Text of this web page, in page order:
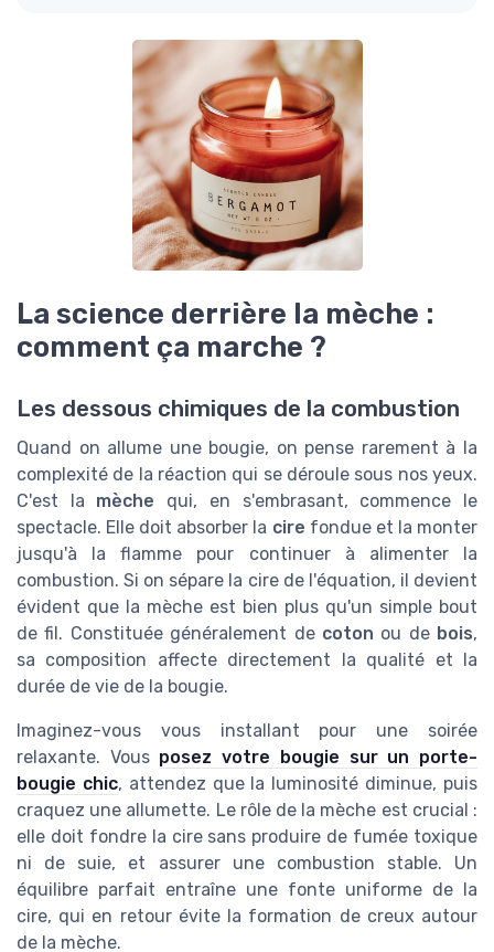
La science derrière la mèche :
comment ça marche ?
Les dessous chimiques de la combustion
Quand on allume une bougie, on pense rarement à la
complexité de la réaction qui se déroule sous nos yeux.
C'est la mèche qui, en s'embrasant, commence le
spectacle. Elle doit absorber la cire fondue et la monter
jusqu'à la flamme pour continuer à alimenter la
combustion. Si on sépare la cire de l'équation, il devient
évident que la mèche est bien plus qu'un simple bout
de fil. Constituée généralement de coton ou de bois,
sa composition affecte directement la qualité et la
durée de vie de la bougie.
Imaginez-vous vous installant pour une soirée
relaxante. Vous posez votre bougie sur un porte-
bougie chic, attendez que la luminosité diminue, puis
craquez une allumette. Le rôle de la mèche est crucial :
elle doit fondre la cire sans produire de fumée toxique
ni de suie, et assurer une combustion stable. Un
équilibre parfait entraîne une fonte uniforme de la
cire, qui en retour évite la formation de creux autour
de la mèche.